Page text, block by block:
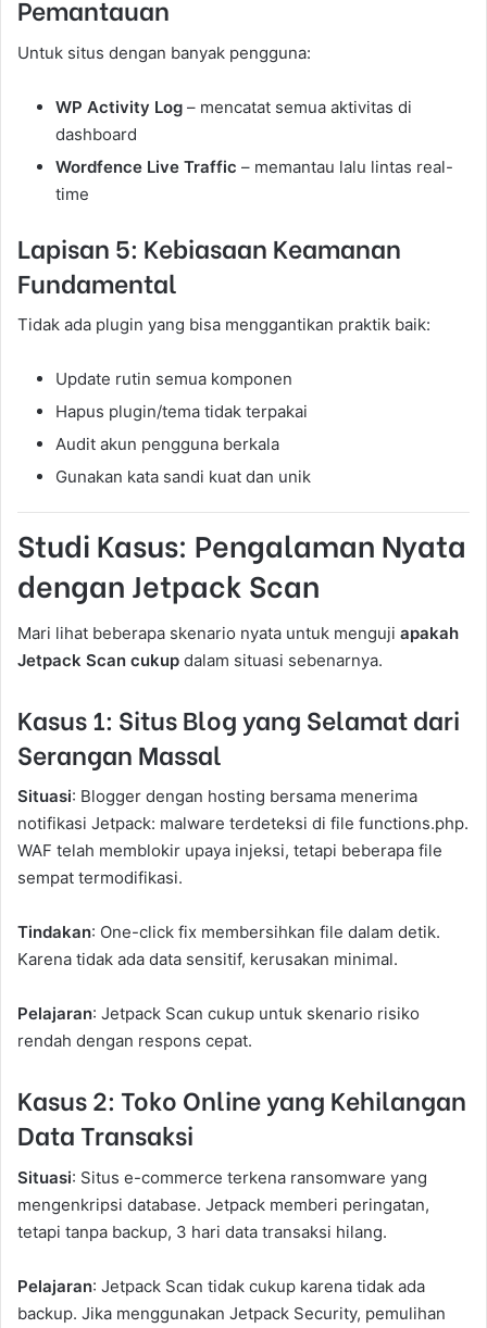
Pemantauan
Untuk situs dengan banyak pengguna:
WP Activity Log – mencatat semua aktivitas di
dashboard
Wordfence Live Traffic – memantau lalu lintas real-
time
Lapisan 5: Kebiasaan Keamanan
Fundamental
Tidak ada plugin yang bisa menggantikan praktik baik:
Update rutin semua komponen
Hapus plugin/tema tidak terpakai
Audit akun pengguna berkala
Gunakan kata sandi kuat dan unik
Studi Kasus: Pengalaman Nyata
dengan Jetpack Scan
Mari lihat beberapa skenario nyata untuk menguji apakah
Jetpack Scan cukup dalam situasi sebenarnya.
Kasus 1: Situs Blog yang Selamat dari
Serangan Massal
Situasi: Blogger dengan hosting bersama menerima
notifikasi Jetpack: malware terdeteksi di file functions.php.
WAF telah memblokir upaya injeksi, tetapi beberapa file
sempat termodifikasi.
Tindakan: One-click fix membersihkan file dalam detik.
Karena tidak ada data sensitif, kerusakan minimal.
Pelajaran: Jetpack Scan cukup untuk skenario risiko
rendah dengan respons cepat.
Kasus 2: Toko Online yang Kehilangan
Data Transaksi
Situasi: Situs e-commerce terkena ransomware yang
mengenkripsi database. Jetpack memberi peringatan,
tetapi tanpa backup, 3 hari data transaksi hilang.
Pelajaran: Jetpack Scan tidak cukup karena tidak ada
backup. Jika menggunakan Jetpack Security, pemulihan